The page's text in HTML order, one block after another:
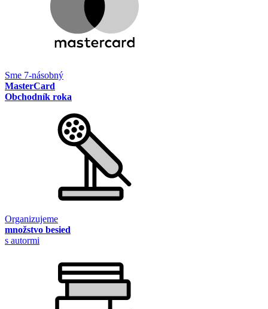
Sme 7-násobný
MasterCard
Obchodník roka
Organizujeme
množstvo besied
s autormi